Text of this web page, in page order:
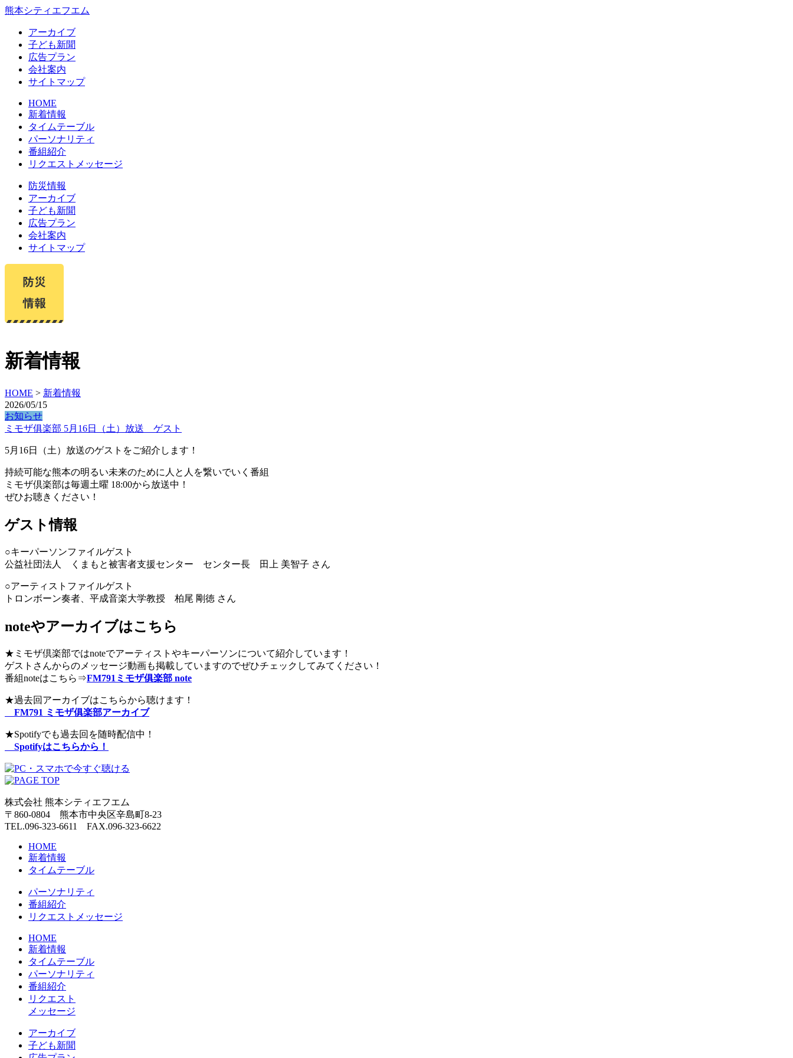
熊本シティエフエム
アーカイブ
⼦ども新聞
広告プラン
会社案内
サイトマップ
HOME
新着情報
タイムテーブル
パーソナリティ
番組紹介
リクエストメッセージ
防災情報
アーカイブ
子ども新聞
広告プラン
会社案内
サイトマップ
新着情報
HOME > 新着情報
2026/05/15
お知らせ
ミモザ俱楽部 5月16日（土）放送 ゲスト
5月16日（土）放送のゲストをご紹介します！
持続可能な熊本の明るい未来のために人と人を繋いでいく番組
ミモザ倶楽部は毎週土曜 18:00から放送中！
ぜひお聴きください！
ゲスト情報
○キーパーソンファイルゲスト
公益社団法人 くまもと被害者支援センター センター長 田上 美智子 さん
○アーティストファイルゲスト
トロンボーン奏者、平成音楽大学教授 柏尾 剛徳 さん
noteやアーカイブはこちら
★ミモザ倶楽部ではnoteでアーティストやキーパーソンについて紹介しています！
ゲストさんからのメッセージ動画も掲載していますのでぜひチェックしてみてください！
番組noteはこちら⇒FM791ミモザ俱楽部 note
★過去回アーカイブはこちらから聴けます！
FM791 ミモザ俱楽部アーカイブ
★Spotifyでも過去回を随時配信中！
Spotifyはこちらから！
株式会社 熊本シティエフエム
〒860-0804 熊本市中央区辛島町8-23
TEL.096-323-6611 FAX.096-323-6622
HOME
新着情報
タイムテーブル
パーソナリティ
番組紹介
リクエストメッセージ
HOME
新着情報
タイムテーブル
パーソナリティ
番組紹介
リクエスト
メッセージ
アーカイブ
⼦ども新聞